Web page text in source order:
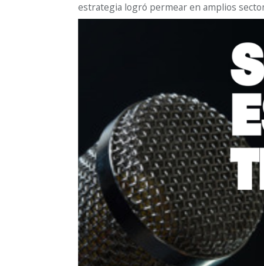
estrategia logró permear en amplios